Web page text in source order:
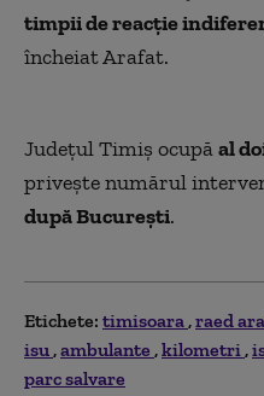
timpii de reacție
încheiat Arafat.
Judeţul Timiș ocupăal
priveşte numărul
după București.
Etichete: timisoara raed
isu ambulante kilometri
parc salvare